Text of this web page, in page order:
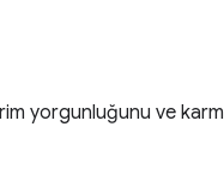
yorgunluğunu ve